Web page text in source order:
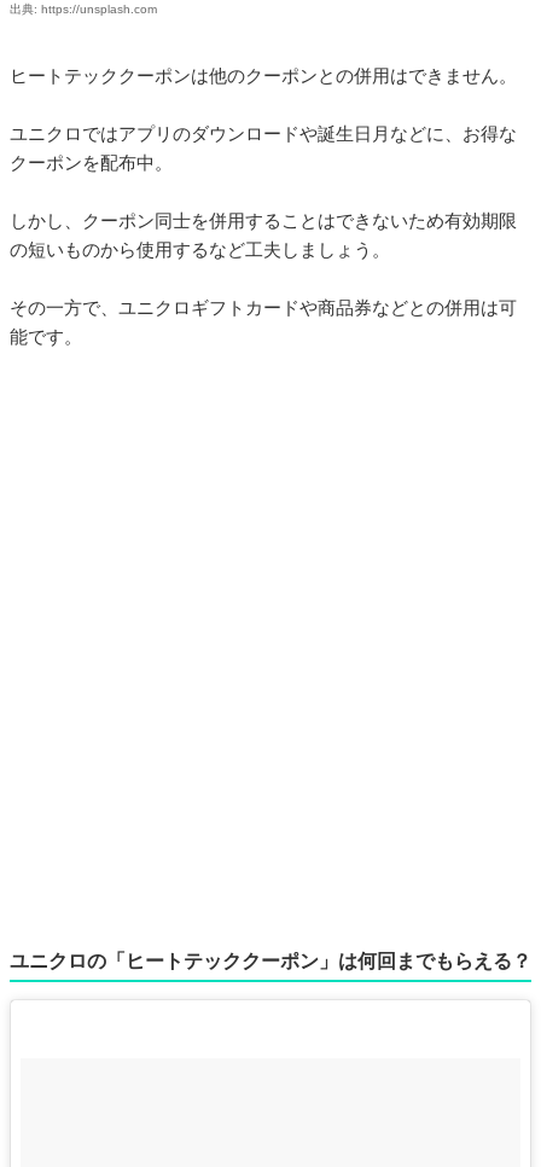
出典: https://unsplash.com
ヒートテッククーポンは他のクーポンとの併用はできません。
ユニクロではアプリのダウンロードや誕生日月などに、お得な
クーポンを配布中。
しかし、クーポン同士を併用することはできないため有効期限
の短いものから使用するなど工夫しましょう。
その一方で、ユニクロギフトカードや商品券などとの併用は可
能です。
ユニクロの「ヒートテッククーポン」は何回までもらえる？